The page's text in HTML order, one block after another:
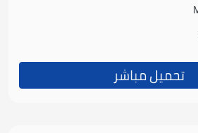
تحميل مباشر